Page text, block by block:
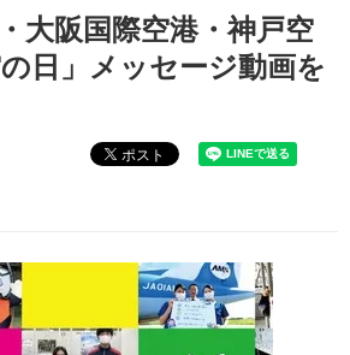
大阪国際空港・神戸空
日」メッセージ動画を
ポスト